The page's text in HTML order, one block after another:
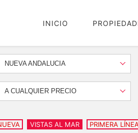
INICIO
NUEVA ANDALUCIA
A CUALQUIER PRECIO
VISTAS AL MAR PRIMERA